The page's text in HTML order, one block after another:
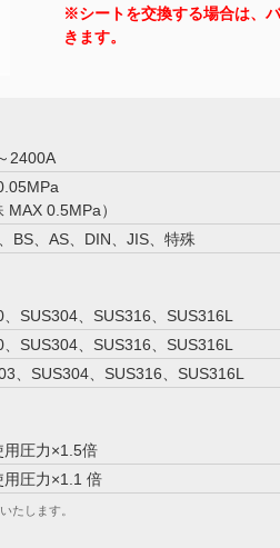
※シートを交換する場合は、
きます。
2400A
MAX 0.5MPa）
BS、AS、DIN、JIS、特殊
、SUS304、SUS316、SUS316L
、SUS304、SUS316、SUS316L
、SUS304、SUS316、SUS316L
用圧力×1.5倍
用圧力×1.1 倍
たします。